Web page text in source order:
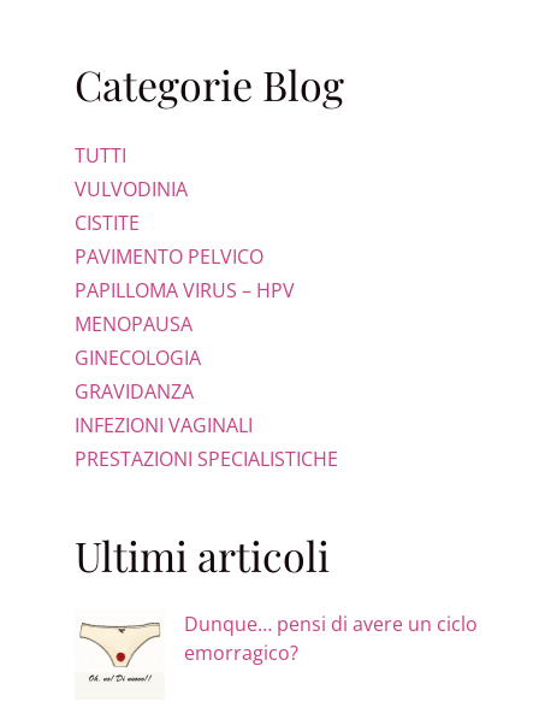
Categorie Blog
TUTTI
VULVODINIA
CISTITE
PAVIMENTO PELVICO
PAPILLOMA VIRUS – HPV
MENOPAUSA
GINECOLOGIA
GRAVIDANZA
INFEZIONI VAGINALI
PRESTAZIONI SPECIALISTICHE
Ultimi articoli
Dunque… pensi di avere un ciclo
emorragico?